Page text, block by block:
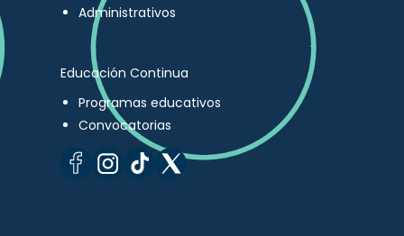
Administrativos
Educación Continua
Programas educativos
Convocatorias